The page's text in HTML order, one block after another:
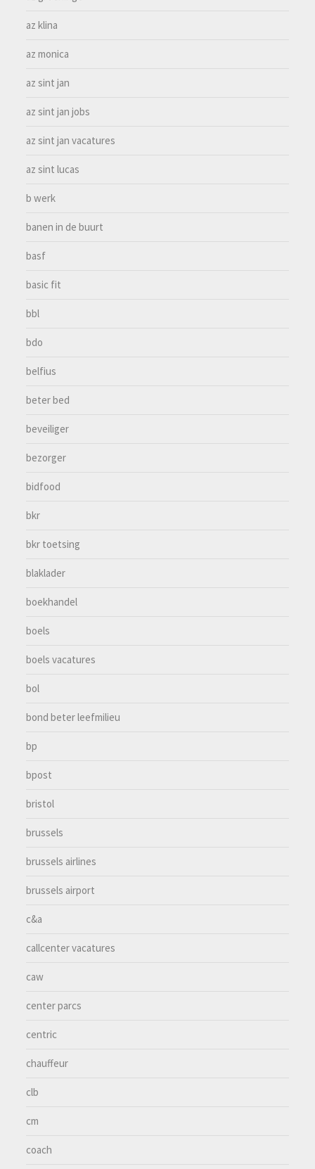
az klina
az monica
az sint jan
az sint jan jobs
az sint jan vacatures
az sint lucas
b werk
banen in de buurt
basf
basic fit
bbl
bdo
belfius
beter bed
beveiliger
bezorger
bidfood
bkr
bkr toetsing
blaklader
boekhandel
boels
boels vacatures
bol
bond beter leefmilieu
bp
bpost
bristol
brussels
brussels airlines
brussels airport
c&a
callcenter vacatures
caw
center parcs
centric
chauffeur
clb
cm
coach